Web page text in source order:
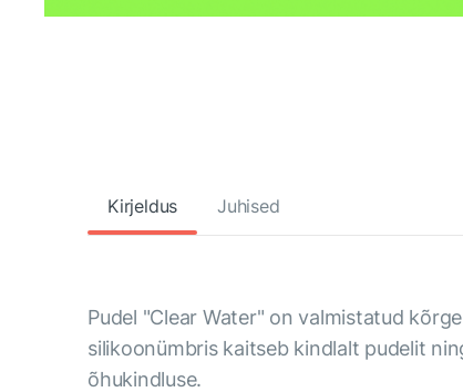
Kirjeldus Juhised
Pudel "Clear Water" on valmistatud
silikoonümbris kaitseb kindlalt pudelit
õhukindluse.